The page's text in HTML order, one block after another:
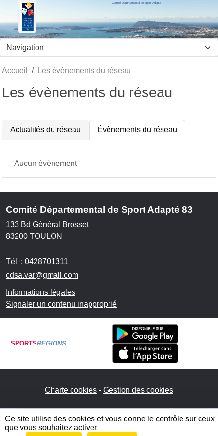
Comité Départemental de Sport Adapté
Accueil Les évènements du réseau
Les évènements du réseau
Actualités du réseau Évènements du réseau
Aucun évènement
Comité Départemental de Sport Adapté 83
133 Bd Général Brosset
83200 TOULON
Tél. : 0428701311
cdsa.var@gmail.com
Informations légales
Signaler un contenu inapproprié
SPORTSREGIONS
Charte cookies Gestion des cookies
Panneau de gestion des cookies
Ce site utilise des cookies et vous donne le contrôle sur ceux
que vous souhaitez activer